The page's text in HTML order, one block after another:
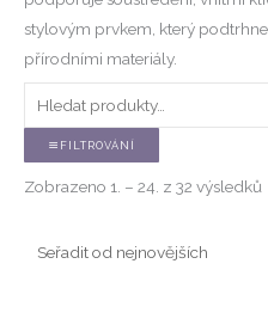
stylovým prvkem, který
přírodními materiály.
FILTROVÁNÍ
Zobrazeno 1. – 24. z 32 výsledků